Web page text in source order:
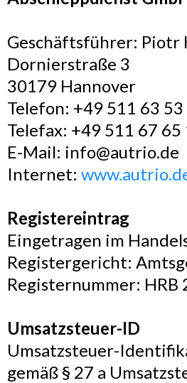
Geschäftsführer: Piotr
Dornierstraße 3
30179 Hannover
Telefon: +49 511 63 53
Telefax: +49 511 67 65
E-Mail: info@autrio.de
Internet:
Registereintrag
Eingetragen im
Registergericht:
Registernummer: HRB
Umsatzsteuer-ID
Umsatzsteuer-
gemäß § 27 a